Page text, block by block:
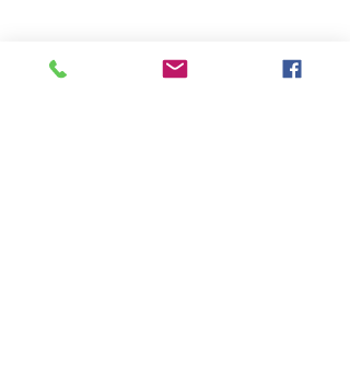
Compartilhe esse evento